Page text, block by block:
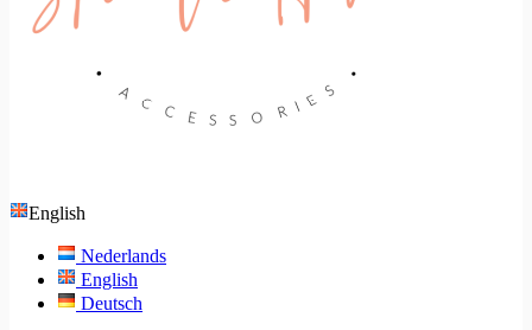
English
Nederlands
English
Deutsch